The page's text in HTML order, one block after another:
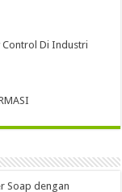
Control Di Industri
Soap dengan